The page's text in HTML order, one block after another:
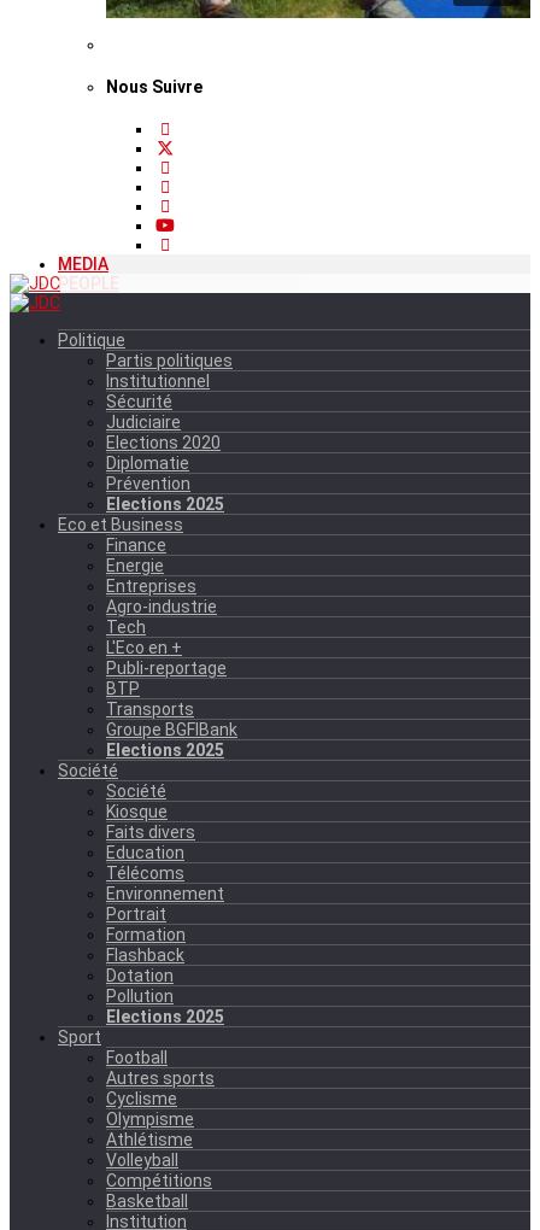
Nous Suivre
MEDIA
PEOPLE
Politique
Partis politiques
Institutionnel
Sécurité
Judiciaire
Elections 2020
Diplomatie
Prévention
Elections 2025
Eco et Business
Finance
Energie
Entreprises
Agro-industrie
Tech
L'Eco en +
Publi-reportage
BTP
Transports
Groupe BGFIBank
Elections 2025
Société
Société
Kiosque
Faits divers
Education
Télécoms
Environnement
Portrait
Formation
Flashback
Dotation
Pollution
Elections 2025
Sport
Football
Autres sports
Cyclisme
Olympisme
Athlétisme
Volleyball
Compétitions
Basketball
Institution